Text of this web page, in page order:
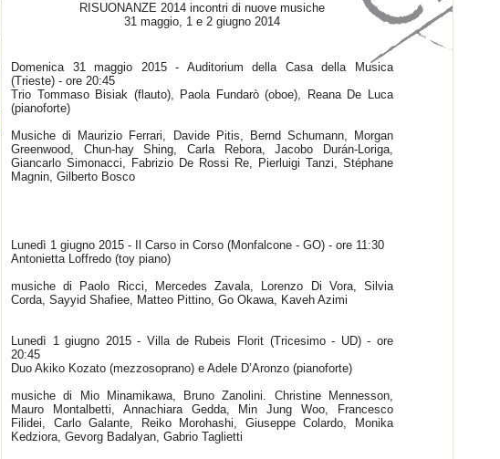
RISUONANZE 2014 incontri di nuove musiche
31 maggio, 1 e 2 giugno 2014
Domenica 31 maggio 2015 - Auditorium della Casa della Musica
(Trieste) - ore 20:45
Trio Tommaso Bisiak (flauto), Paola Fundarò (oboe), Reana De Luca
(pianoforte)
Musiche di Maurizio Ferrari, Davide Pitis, Bernd Schumann, Morgan
Greenwood, Chun-hay Shing, Carla Rebora, Jacobo Durán-Loriga,
Giancarlo Simonacci, Fabrizio De Rossi Re, Pierluigi Tanzi, Stéphane
Magnin, Gilberto Bosco
Lunedì 1 giugno 2015 - Il Carso in Corso (Monfalcone - GO) - ore 11:30
Antonietta Loffredo (toy piano)
musiche di Paolo Ricci, Mercedes Zavala, Lorenzo Di Vora, Silvia
Corda, Sayyid Shafiee, Matteo Pittino, Go Okawa, Kaveh Azimi
Lunedì 1 giugno 2015 - Villa de Rubeis Florit (Tricesimo - UD) - ore
20:45
Duo Akiko Kozato (mezzosoprano) e Adele D’Aronzo (pianoforte)
musiche di Mio Minamikawa, Bruno Zanolini. Christine Mennesson,
Mauro Montalbetti, Annachiara Gedda, Min Jung Woo, Francesco
Filidei, Carlo Galante, Reiko Morohashi, Giuseppe Colardo, Monika
Kedziora, Gevorg Badalyan, Gabrio Taglietti